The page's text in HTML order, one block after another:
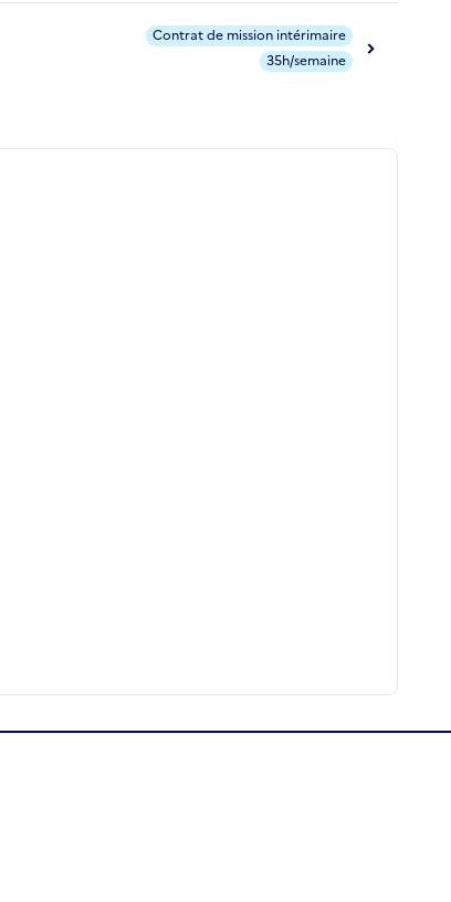
Contrat de mission intérimaire
35h/semaine